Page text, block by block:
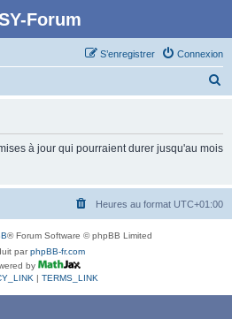
Forum
Connexion
S’enregistrer
c
à jour qui pourraient durer jusqu'au mois
Heures au format UTC+01:00
® Forum Software © phpBB Limited
parphpBB-fr.com
by
| TERMS_LINK